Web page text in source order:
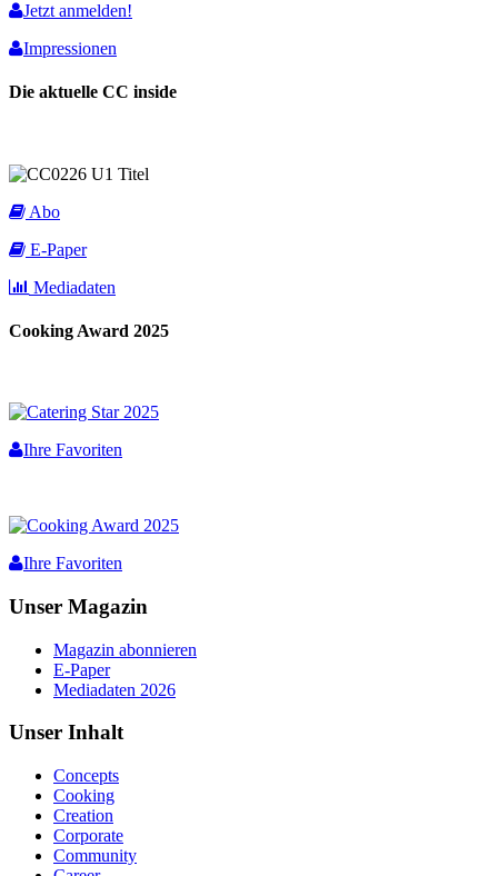
Jetzt anmelden!
Impressionen
Die aktuelle CC inside
Abo
E-Paper
Mediadaten
Cooking Award 2025
Ihre Favoriten
Ihre Favoriten
Unser Magazin
Magazin abonnieren
E-Paper
Mediadaten 2026
Unser Inhalt
Concepts
Cooking
Creation
Corporate
Community